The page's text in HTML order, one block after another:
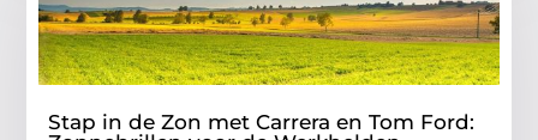
Stap in de Zon met Carrera en Tom Ford: